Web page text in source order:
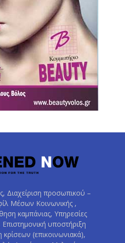
Διαχείριση προσωπικού –
Μέσων Κοινωνικής ,
καμπάνιας, Υπηρεσίες
υποστήριξη
κρίσεων (επικοινωνιακά),